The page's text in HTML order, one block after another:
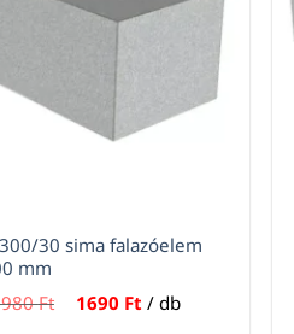
30 sima falazóelem
mm
Ft Original
1690 Ft Current
/ db